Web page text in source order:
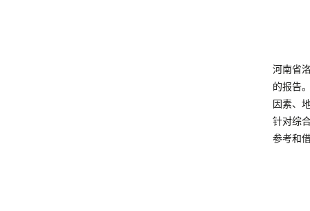
河南省
的报告
因素、
针对综
参考和